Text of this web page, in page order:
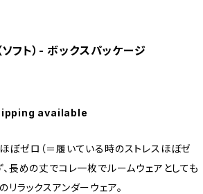
フト）- ボックスパッケージ
available
ぼゼロ（＝履いている時のストレスほぼゼ
、長めの丈でコレ一枚でルームウェアとしても
ラックスアンダーウェア。